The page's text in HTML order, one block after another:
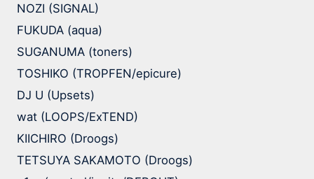
NOZI (SIGNAL)
FUKUDA (aqua)
SUGANUMA (toners)
TOSHIKO (TROPFEN/epicure)
DJ U (Upsets)
wat (LOOPS/ExTEND)
KIICHIRO (Droogs)
TETSUYA SAKAMOTO (Droogs)